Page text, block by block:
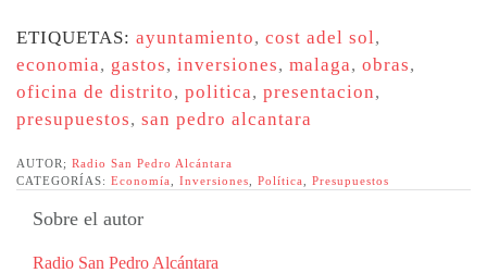
ETIQUETAS: ayuntamiento, cost adel sol,
economia, gastos, inversiones, malaga, obras,
oficina de distrito, politica, presentacion,
presupuestos, san pedro alcantara
AUTOR; Radio San Pedro Alcántara
CATEGORÍAS: Economía Inversiones Política Presupuestos
Sobre el autor
Radio San Pedro Alcántara